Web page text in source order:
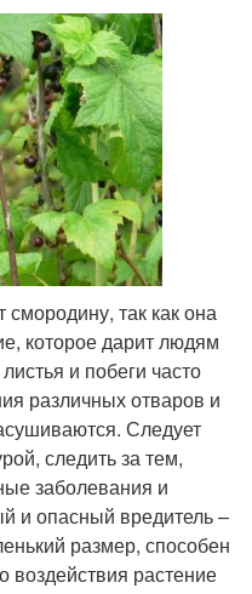
так как она
которое дарит людям
и побеги часто
различных отваров и
Следует
следить за тем,
заболевания и
и опасный вредитель –
размер, способен
воздействия растение